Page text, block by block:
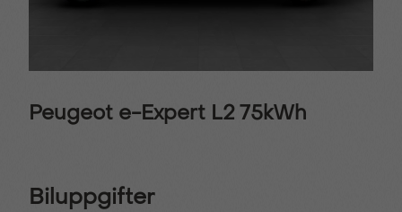
Peugeot e-Expert L2 75kWh
Biluppgifter